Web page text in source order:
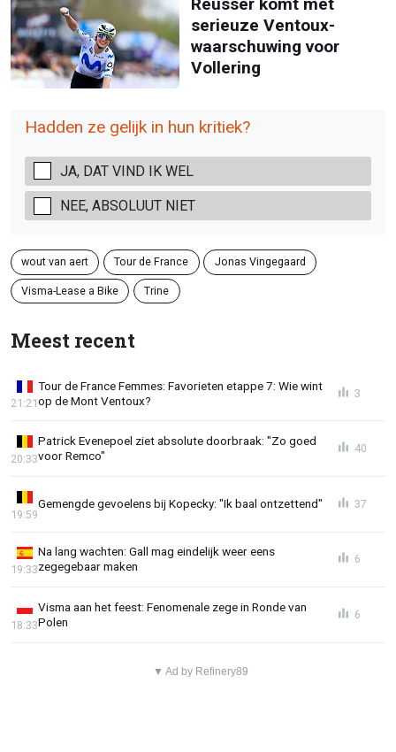
serieuze Ventoux-
waarschuwing voor
Vollering
Hadden ze gelijk in hun kritiek?
JA, DAT VIND IK WEL
NEE, ABSOLUUT NIET
wout van aert Tour de France Jonas Vingegaard
Visma-Lease a Bike Trine
Meest recent
Tour de France Femmes: Favorieten etappe 7: Wie wint
op de Mont Ventoux?
21:21
3
Patrick Evenepoel ziet absolute doorbraak: "Zo goed
voor Remco"
20:33
40
Gemengde gevoelens bij Kopecky: "Ik baal ontzettend"
19:59
37
Na lang wachten: Gall mag eindelijk weer eens
zegegebaar maken
19:33
6
Visma aan het feest: Fenomenale zege in Ronde van
Polen
18:33
6
▼ Ad by Refinery89